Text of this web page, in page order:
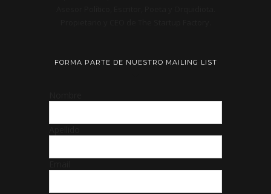
FORMA PARTE DE NUESTRO MAILING LIST